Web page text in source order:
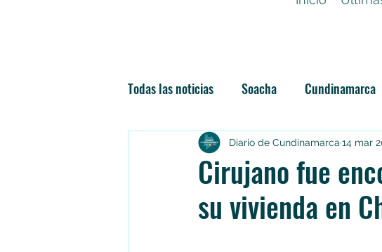
Todas las noticias Soacha Cundinamarca
Las nuevas soachunidades Categoría sin
Cirujano fue
su vivienda en
Diario de Cundinamarca 14 mar